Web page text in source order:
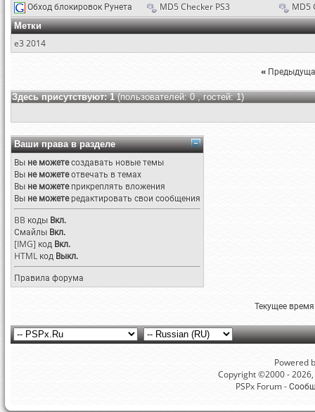
Обход блокировок Рунета MD5 Checker PS3 MD5
Метки
e3 2014
«
Здесь присутствуют: 1(пользователей: 0 , гостей: 1)
Ваши права в разделе
Вы не можетесоздавать новые темы
Вы не можетеотвечать в темах
Вы не можетеприкреплять вложения
Вы не можетередактировать свои сообщения
BB коды Вкл.
Смайлы Вкл.
[IMG] код Вкл.
HTML код Выкл.
Правила форума
Текущее
Powered
Copyright ©2000 -
PSPx Forum -